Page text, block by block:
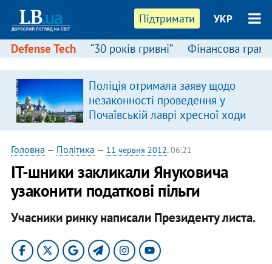
Підтримати УКР
Defense Tech “30 років гривні” Фінансова
Поліція отримала заяву щодо
незаконності проведення у
Почаївській лаврі хресної ходи
Головна — Політика — 11 червня 2012, 06:21
IT-шники закликали Януковича
узаконити податкові пільги
Учасники ринку написали Президенту листа.